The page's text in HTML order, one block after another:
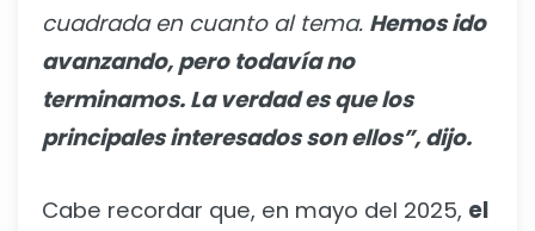
cuadrada en cuanto al tema. Hemos ido
avanzando, pero todavía no
terminamos. La verdad es que los
principales interesados son ellos”, dijo.
Cabe recordar que, en mayo del 2025, el